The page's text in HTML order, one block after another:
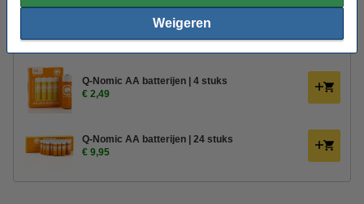
Weigeren
Afstandsbediening voor Deluxe HomeArt led
€ 10,95 € 9,31
Q-Nomic AA batterijen | 4 stuks
€ 2,49
Q-Nomic AA batterijen | 24 stuks
€ 9,95